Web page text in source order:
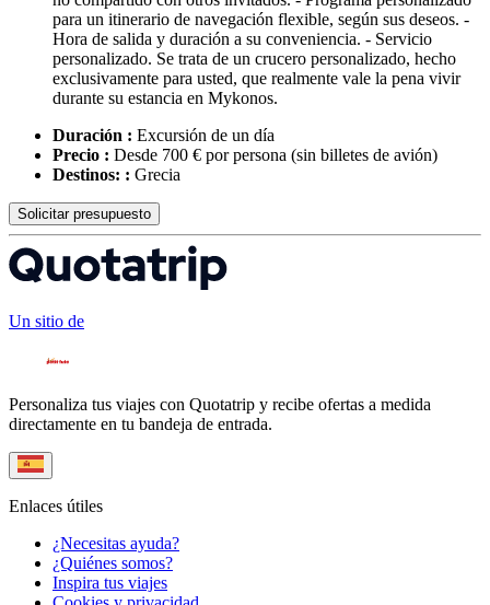
para un itinerario de navegación flexible, según sus deseos. -
Hora de salida y duración a su conveniencia. - Servicio
personalizado. Se trata de un crucero personalizado, hecho
exclusivamente para usted, que realmente vale la pena vivir
durante su estancia en Mykonos.
Duración : Excursión de un día
Precio : Desde 700 € por persona (sin billetes de avión)
Destinos: : Grecia
Solicitar presupuesto
Un sitio de
Personaliza tus viajes con Quotatrip y recibe ofertas a medida
directamente en tu bandeja de entrada.
Enlaces útiles
¿Necesitas ayuda?
¿Quiénes somos?
Inspira tus viajes